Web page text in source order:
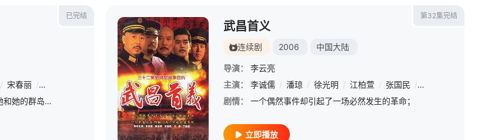
已完结
/ 宋春丽 / 李诚儒 孙千 / 王天辰 / 宋宁峰 / 陈靖可 / 丁川 / 吴施乐 / 赵昕 / 耿乐
本剧改编自豆瓣阅读连载小说《她和她的群岛》，作者易难。雷厉风行的大家长乔海云（宋春丽饰）曾定下规矩，每逢过年所有人必须回家过，一直以来从未有人坏过规矩，直到最老实的第三代李衣锦（马思纯饰）突然打破传统
第32集完结
武昌首义
连续剧 2006 中国大陆
导演：
李云亮
主演：
李诚儒 / 潘琼 / 徐光明 / 江柏萱 / 张国民 / 孙宁
剧情：
一个偶然事件却引起了一场必然发生的革命；
立即播放